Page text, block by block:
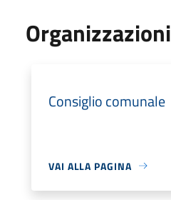
Organizzazioni
Consiglio comunale
VAI ALLA PAGINA